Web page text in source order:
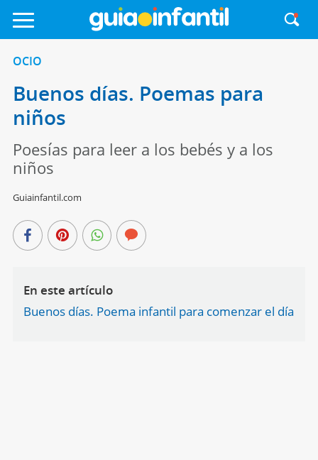
OCIO
Buenos días. Poemas para
niños
Poesías para leer a los bebés y a los
niños
Guiainfantil.com
En este artículo
Buenos días. Poema infantil para comenzar el día